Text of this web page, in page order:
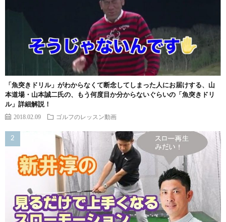
「魚突きドリル」がわからなくて断念してしまった人にお届けする、山
本道場・山本誠二氏の、もう何度目か分からないぐらいの「魚突きドリ
ル」詳細解説！
2018.02.09 ゴルフのレッスン動画